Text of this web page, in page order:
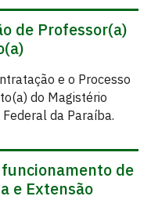
de Professor(a)
e o Processo
do Magistério
da Paraíba.
de
e Extensão